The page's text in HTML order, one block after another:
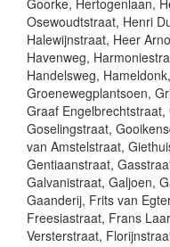
Goorke, Hertogenlaan,
Osewoudtstraat, Henri
Halewijnstraat, Heer
Havenweg,
Handelsweg,
Groenewegplantsoen,
Graaf
Goselingstraat,
van Amstelstraat,
Gentiaanstraat,
Galvanistraat, Galjoen,
Gaanderij, Frits van
Freesiastraat, Frans
Versterstraat,